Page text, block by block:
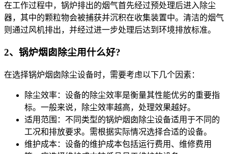
在工作过程中，锅炉排出的烟气首先经过预处理后进入除尘
器，其中的颗粒物会被捕获并沉积在收集装置中。清洁的烟气
则通过风机排出，并经过进一步处理后达到环境排放标准。
2、锅炉烟囱除尘用什么好?
在选择锅炉烟囱除尘设备时，需要考虑以下几个因素：
除尘效率：设备的除尘效率是衡量其性能优劣的重要指
标。一般来说，除尘效率越高，处理效果越好。
适用范围：不同类型的锅炉烟囱除尘设备适用于不同的
工况和排放要求。需根据实际情况选择合适的设备。
维护成本：设备的维护成本包括运行费用、维修费用